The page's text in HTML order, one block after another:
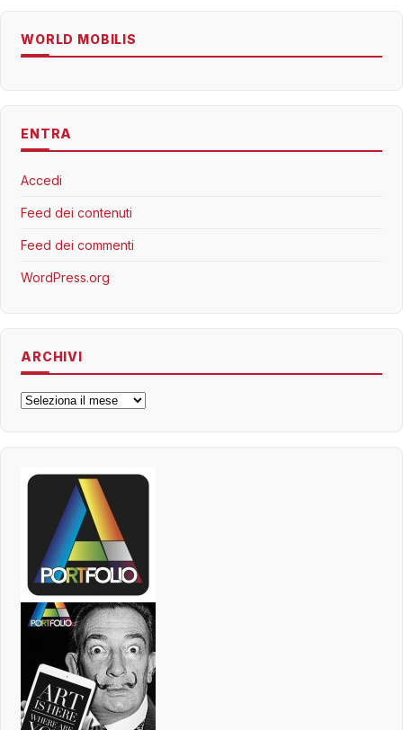
WORLD MOBILIS
ENTRA
Accedi
Feed dei contenuti
Feed dei commenti
WordPress.org
ARCHIVI
Archivi